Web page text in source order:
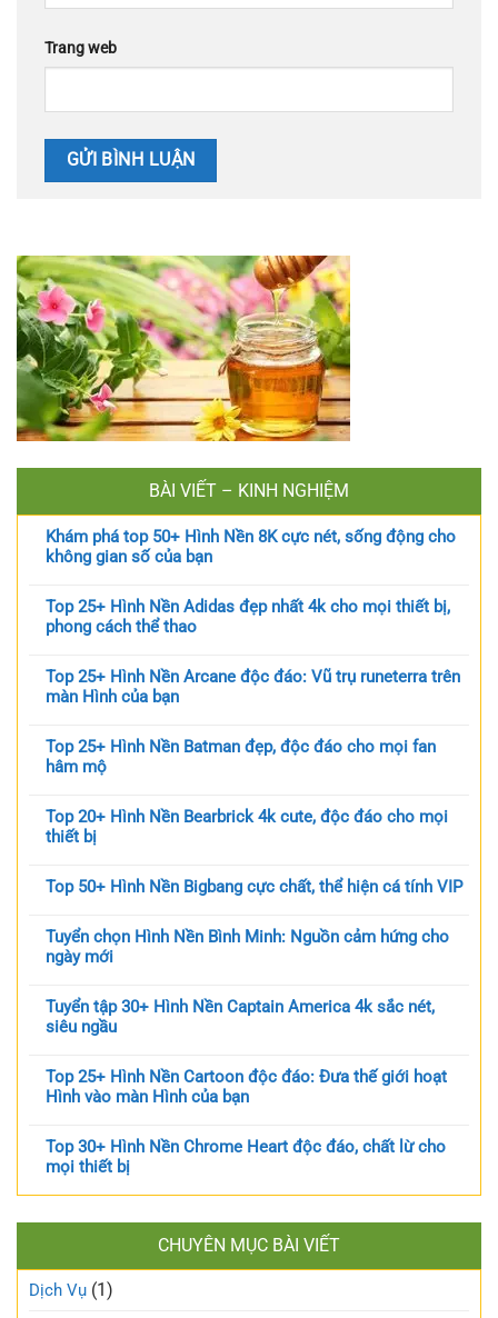
Trang web
BÀI VIẾT – KINH NGHIỆM
Khám phá top 50+ Hình Nền 8K cực nét, sống động cho
không gian số của bạn
Top 25+ Hình Nền Adidas đẹp nhất 4k cho mọi thiết bị,
phong cách thể thao
Top 25+ Hình Nền Arcane độc đáo: Vũ trụ runeterra trên
màn Hình của bạn
Top 25+ Hình Nền Batman đẹp, độc đáo cho mọi fan
hâm mộ
Top 20+ Hình Nền Bearbrick 4k cute, độc đáo cho mọi
thiết bị
Top 50+ Hình Nền Bigbang cực chất, thể hiện cá tính VIP
Tuyển chọn Hình Nền Bình Minh: Nguồn cảm hứng cho
ngày mới
Tuyển tập 30+ Hình Nền Captain America 4k sắc nét,
siêu ngầu
Top 25+ Hình Nền Cartoon độc đáo: Đưa thế giới hoạt
Hình vào màn Hình của bạn
Top 30+ Hình Nền Chrome Heart độc đáo, chất lừ cho
mọi thiết bị
CHUYÊN MỤC BÀI VIẾT
Dịch Vụ (1)